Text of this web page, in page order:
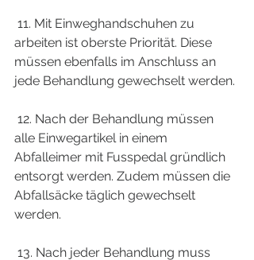
arbeiten ist oberste Priorität. Diese
müssen ebenfalls im Anschluss an
jede Behandlung gewechselt werden.
alle Einwegartikel in einem
Abfalleimer mit Fusspedal gründlich
entsorgt werden. Zudem müssen die
Abfallsäcke täglich gewechselt
werden.